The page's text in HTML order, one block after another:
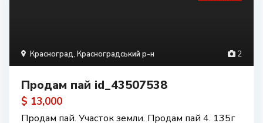
2
Красноград, Красноградський р-н
Продам пай id_43507538
$ 13,000
Продам пай. Участок земли. Продам пай 4. 135г